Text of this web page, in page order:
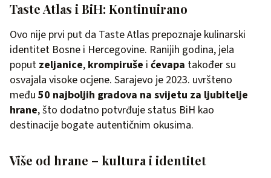
Taste Atlas i BiH: Kontinuirano
Ovo nije prvi put da Taste Atlas prepoznaje kulinarski
identitet Bosne i Hercegovine. Ranijih godina, jela
poput zeljanice, krompiruše i ćevapa također su
osvajala visoke ocjene. Sarajevo je 2023. uvršteno
među 50 najboljih gradova na svijetu za ljubitelje
hrane, što dodatno potvrđuje status BiH kao
destinacije bogate autentičnim okusima.
Više od hrane – kultura i identitet